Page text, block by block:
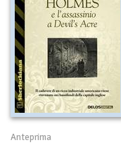
Anteprima